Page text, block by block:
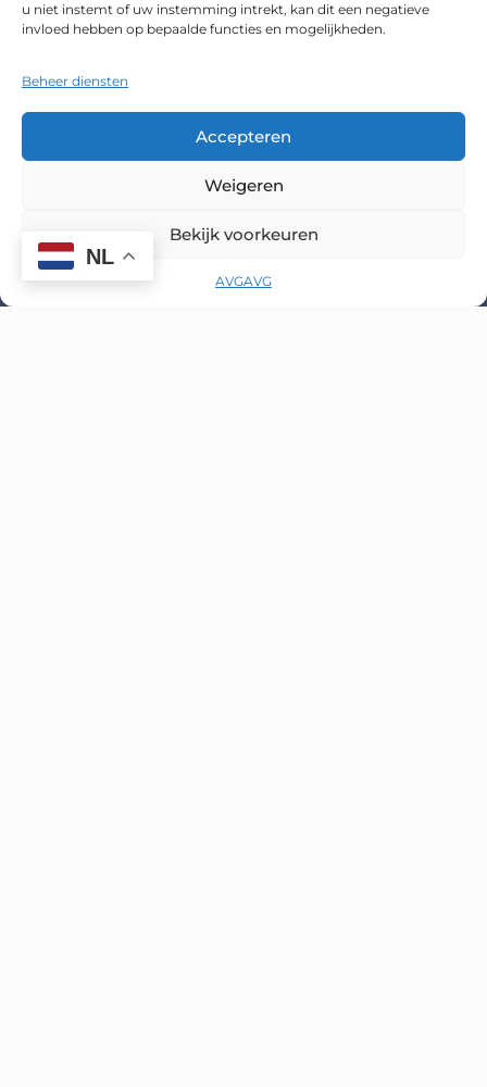
u niet instemt of uw instemming intrekt, kan dit een negatieve
invloed hebben op bepaalde functies en mogelijkheden.
Beheer diensten
Accepteren
Weigeren
Bekijk voorkeuren
AVGAVG
Opfriscursus
of je wilt je rijvaardigheden verbeteren, wij
bieden opfriscursussen aan die zijn
afgestemd op jouw behoeften.
NL